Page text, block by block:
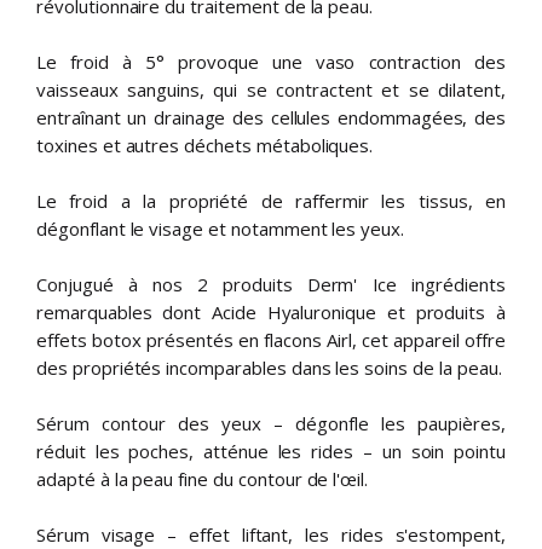
révolutionnaire du traitement de la peau.
Le froid à 5° provoque une vaso contraction des
vaisseaux sanguins, qui se contractent et se dilatent,
entraînant un drainage des cellules endommagées, des
toxines et autres déchets métaboliques.
Le froid a la propriété de raffermir les tissus, en
dégonflant le visage et notamment les yeux.
Conjugué à nos 2 produits Derm' Ice ingrédients
remarquables dont Acide Hyaluronique et produits à
effets botox présentés en flacons Airl, cet appareil offre
des propriétés incomparables dans les soins de la peau.
Sérum contour des yeux – dégonfle les paupières,
réduit les poches, atténue les rides – un soin pointu
adapté à la peau fine du contour de l'œil.
Sérum visage – effet liftant, les rides s'estompent,